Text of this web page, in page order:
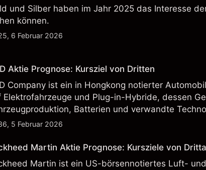
und Silber haben im Jahr 2025 das Interesse
können.
6 Februar 2026
Aktie Prognose: Kursziel von Dritten
Company ist ein in Hongkong notierter
Elektrofahrzeuge und Plug-in-Hybride, dessen
Batterien und verwandte
und internationalen Märkten umfasst.
5 Februar 2026
Martin Aktie Prognose: Kursziele von
Martin ist ein US-börsennotiertes Luft-